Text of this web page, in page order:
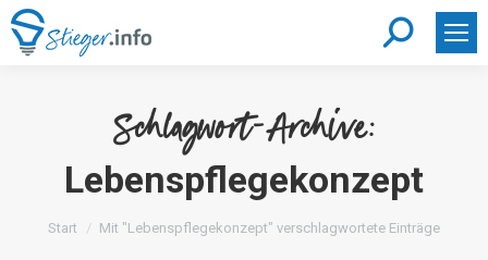
Search:
Schlagwort-Archive:
Lebenspflegekonzept
Sie befinden sich hier:
Start Mit "Lebenspflegekonzept" verschlagwortete Einträge